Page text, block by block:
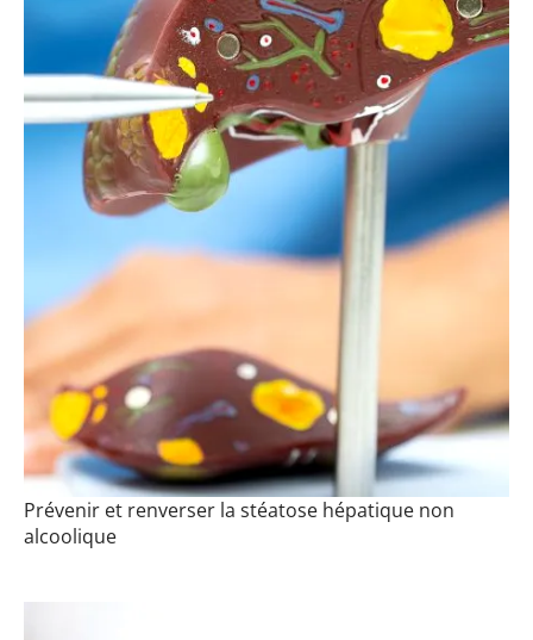
Prévenir et renverser la stéatose hépatique non
alcoolique